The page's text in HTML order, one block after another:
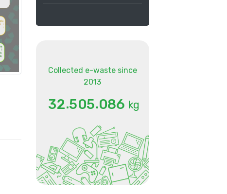
Collected e-waste since
2013
32.505.086 kg